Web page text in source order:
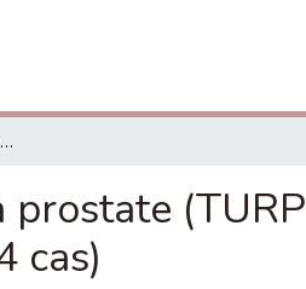
Le syndrome de résection transuréthrale de la prostate (TURP syndrome) (Étude prospective à propos de 134 cas)
(TURP
cas)